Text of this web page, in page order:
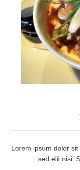
Lorem ipsum dolor
sed elit nisi.